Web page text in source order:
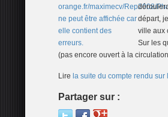
départ,
ville aux
Sur les
(pas encore ouvert à la
Lire la suite du compte rendu sur
Partager sur :